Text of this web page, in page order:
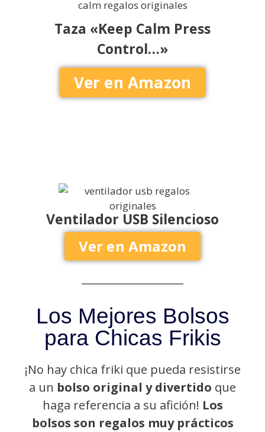
Taza «Keep Calm Press
Control…»
Ver en Amazon
Ventilador USB Silencioso
Ver en Amazon
Los Mejores Bolsos
para Chicas Frikis
¡No hay chica friki que pueda resistirse
a un bolso original y divertido que
haga referencia a su afición! Los
bolsos son regalos muy prácticos